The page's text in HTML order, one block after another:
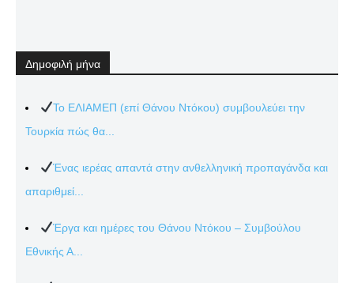
Δημοφιλή μήνα
Το ΕΛΙΑΜΕΠ (επί Θάνου Ντόκου) συμβουλεύει την
Τουρκία πώς θα...
Ένας ιερέας απαντά στην ανθελληνική προπαγάνδα και
απαριθμεί...
Έργα και ημέρες του Θάνου Ντόκου – Συμβούλου
Εθνικής Α...